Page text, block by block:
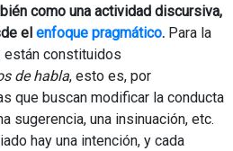
como una actividad discursiva,
el enfoque pragmático. Para la
constituidos
de habla, esto es, por
que buscan modificar la conducta
sugerencia, una insinuación, etc.
hay una intención, y cada